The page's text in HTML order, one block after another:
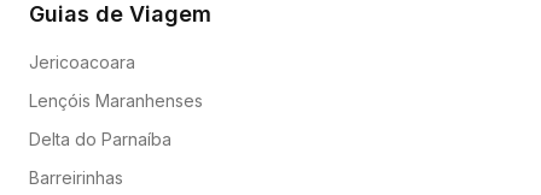
Guias de Viagem
Jericoacoara
Lençóis Maranhenses
Delta do Parnaíba
Barreirinhas